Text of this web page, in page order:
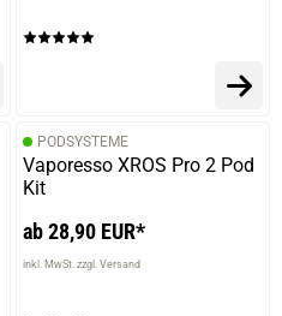
PODSYSTEME
Vaporesso XROS Pro 2 Pod
Kit
ab 28,90 EUR*
inkl. MwSt. zzgl. Versand